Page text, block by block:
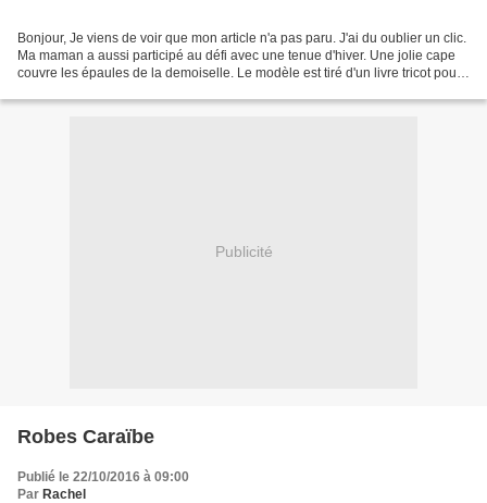
Bonjour, Je viens de voir que mon article n'a pas paru. J'ai du oublier un clic.
Ma maman a aussi participé au défi avec une tenue d'hiver. Une jolie cape
couvre les épaules de la demoiselle. Le modèle est tiré d'un livre tricot pour
Publicité
Robes Caraïbe
Publié le 22/10/2016 à 09:00
Par Rachel